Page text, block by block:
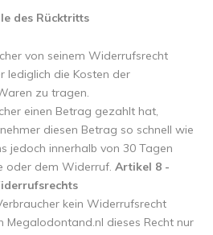
des Rücktritts
von seinem Widerrufsrecht
lediglich die Kosten der
zu tragen.
einen Betrag gezahlt hat,
diesen Betrag so schnell wie
jedoch innerhalb von 30 Tagen
oder dem Widerruf. Artikel 8 -
kein Widerrufsrecht
Megalodontand.nl dieses Recht nur